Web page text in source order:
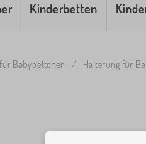
Kinderbetten
Babybettchen / Halterung für